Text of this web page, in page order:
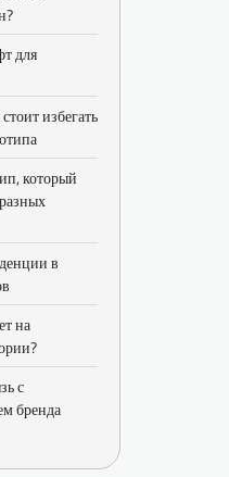
для
избегать
который
в
на
с
бренда